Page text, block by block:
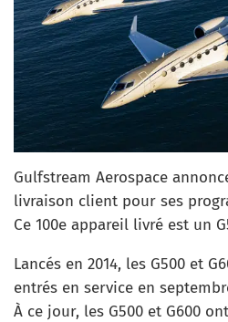
Gulfstream Aerospace
livraison client pour ses
Ce 100e appareil livré est un
Lancés en 2014, les G500 et
entrés en service en
À ce jour, les G500 et G600